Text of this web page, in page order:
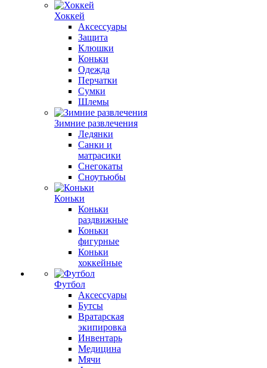
Хоккей
Аксессуары
Защита
Клюшки
Коньки
Одежда
Перчатки
Сумки
Шлемы
Зимние развлечения
Ледянки
Санки и
матрасики
Снегокаты
Сноутьюбы
Коньки
Коньки
раздвижные
Коньки
фигурные
Коньки
хоккейные
Футбол
Аксессуары
Бутсы
Вратарская
экипировка
Инвентарь
Медицина
Мячи